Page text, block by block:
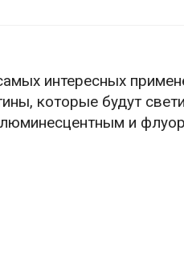
интересных
которые будут
и